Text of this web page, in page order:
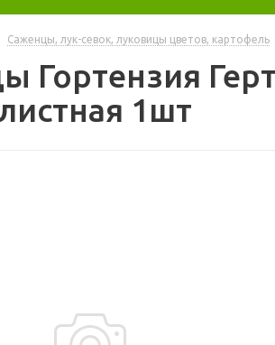
Саженцы, лук-севок, луковицы цветов, картофель
Гортензия
1шт